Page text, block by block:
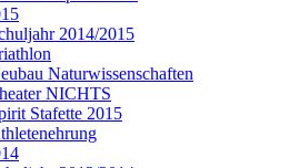
2014/2015
Naturwissenschaften
NICHTS
Stafette 2015